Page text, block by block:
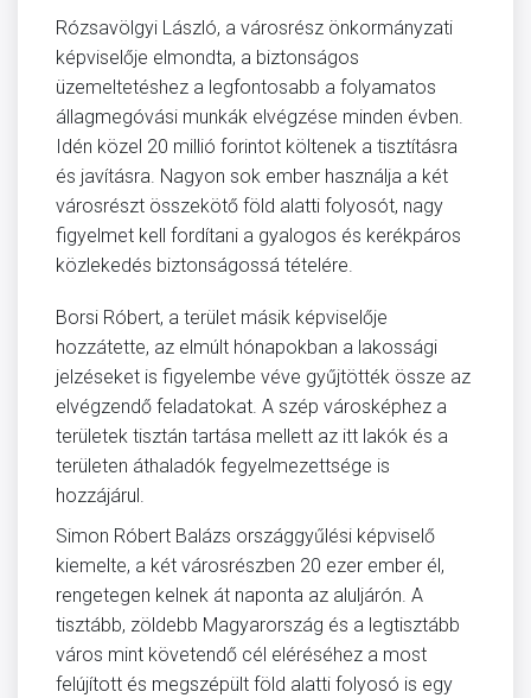
Rózsavölgyi László, a városrész önkormányzati
képviselője elmondta, a biztonságos
üzemeltetéshez a legfontosabb a folyamatos
állagmegóvási munkák elvégzése minden évben.
Idén közel 20 millió forintot költenek a tisztításra
és javításra. Nagyon sok ember használja a két
városrészt összekötő föld alatti folyosót, nagy
figyelmet kell fordítani a gyalogos és kerékpáros
közlekedés biztonságossá tételére.
Borsi Róbert, a terület másik képviselője
hozzátette, az elmúlt hónapokban a lakossági
jelzéseket is figyelembe véve gyűjtötték össze az
elvégzendő feladatokat. A szép városképhez a
területek tisztán tartása mellett az itt lakók és a
területen áthaladók fegyelmezettsége is
hozzájárul.
Simon Róbert Balázs országgyűlési képviselő
kiemelte, a két városrészben 20 ezer ember él,
rengetegen kelnek át naponta az aluljárón. A
tisztább, zöldebb Magyarország és a legtisztább
város mint követendő cél eléréséhez a most
felújított és megszépült föld alatti folyosó is egy